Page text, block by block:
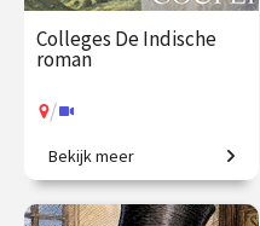
Colleges De Indische
roman
/
Koloniale erfenis in de
moderne Nederlandse
literatuur.
Bekijk meer